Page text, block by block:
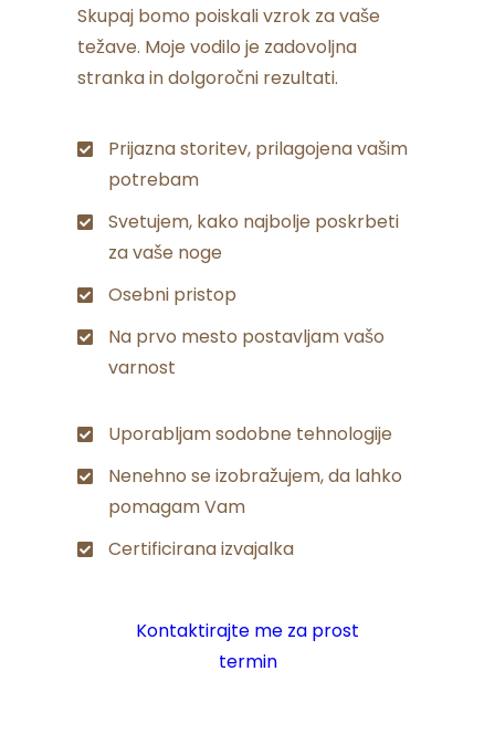
Skupaj bomo poiskali vzrok za vaše
težave. Moje vodilo je zadovoljna
stranka in dolgoročni rezultati.
Prijazna storitev, prilagojena vašim
potrebam
Svetujem, kako najbolje poskrbeti
za vaše noge
Osebni pristop
Na prvo mesto postavljam vašo
varnost
Uporabljam sodobne tehnologije
Nenehno se izobražujem, da lahko
pomagam Vam
Certificirana izvajalka
Kontaktirajte me za prost
termin